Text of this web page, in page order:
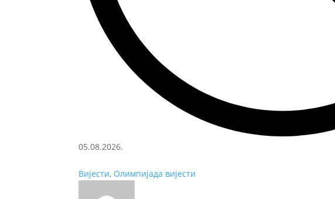
05.08.2026.
Вијести, Олимпијада вијести